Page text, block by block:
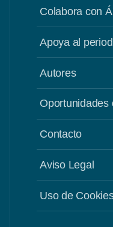
Colabora con
Apoya al
Autores
Oportunidades
Contacto
Aviso Legal
Uso de